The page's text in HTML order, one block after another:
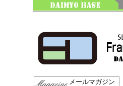
メールマガジン